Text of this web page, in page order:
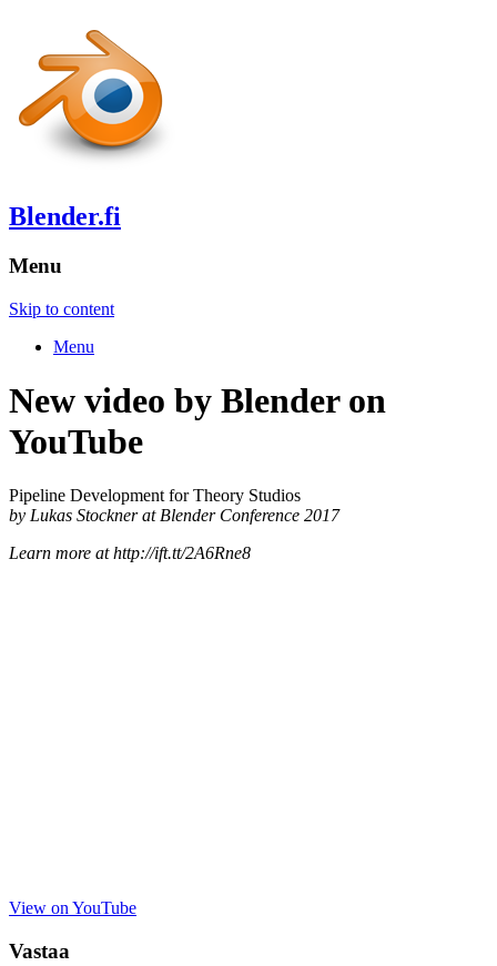
Blender.fi
Menu
Skip to content
Menu
New video by Blender on
YouTube
Pipeline Development for Theory Studios
by Lukas Stockner at Blender Conference 2017
Learn more at http://ift.tt/2A6Rne8
View on YouTube
Vastaa